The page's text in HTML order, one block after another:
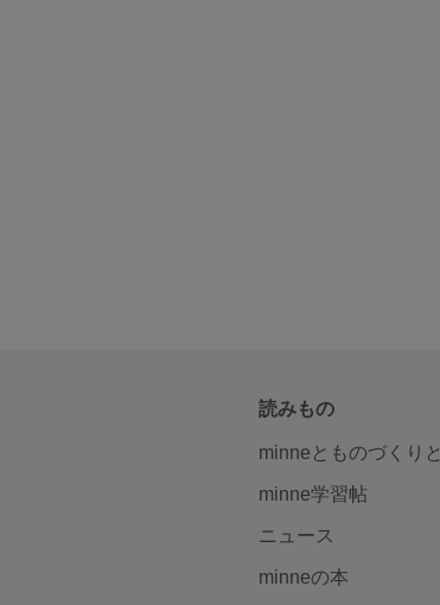
読みもの
minneとものづくりと
minne学習帖
ニュース
minneの本